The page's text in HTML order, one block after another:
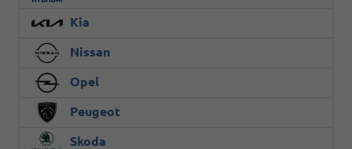
Kia
Nissan
Opel
Peugeot
Skoda